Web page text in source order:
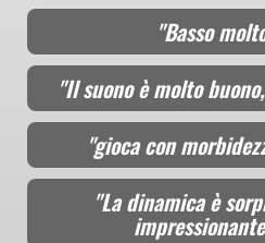
"Basso
"Il suono è molto
"gioca con
"La dinamica è